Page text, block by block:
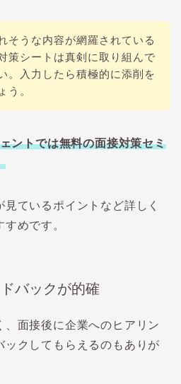
そうな内容が網羅されている
策シートは真剣に取り組んで
。入力したら積極的に添削を
う。
ントでは無料の面接対策セミ
ているポイントなど詳しく
めです。
バックが的確
面接後に企業へのヒアリン
ックしてもらえるのもありが